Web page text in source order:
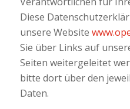
Diese
unsere Website
Sie über Links auf
Seiten weitergeleitet
bitte dort über den
Daten.